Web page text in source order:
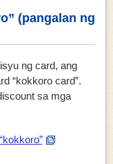
(pangalan ng
ng card, ang
“kokkoro card”.
sa mga